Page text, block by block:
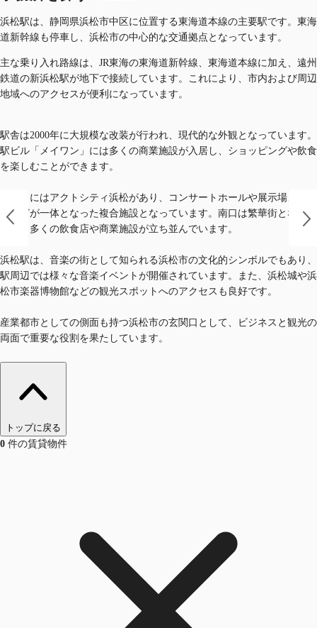
浜松駅は、静岡県浜松市中区に位置する東海道本線の主要駅です。東海
道新幹線も停車し、浜松市の中心的な交通拠点となっています。
主な乗り入れ路線は、JR東海の東海道新幹線、東海道本線に加え、遠州
鉄道の新浜松駅が地下で接続しています。これにより、市内および周辺
地域へのアクセスが便利になっています。
駅舎は2000年に大規模な改装が行われ、現代的な外観となっています。
駅ビル「メイワン」には多くの商業施設が入居し、ショッピングや飲食
を楽しむことができます。
駅北口にはアクトシティ浜松があり、コンサートホールや展示場、ホテ
ルなどが一体となった複合施設となっています。南口は繁華街となって
おり、多くの飲食店や商業施設が立ち並んでいます。
浜松駅は、音楽の街として知られる浜松市の文化的シンボルでもあり、
駅周辺では様々な音楽イベントが開催されています。また、浜松城や浜
松市楽器博物館などの観光スポットへのアクセスも良好です。
産業都市としての側面も持つ浜松市の玄関口として、ビジネスと観光の
両面で重要な役割を果たしています。
トップに戻る
0 件の賃貸物件